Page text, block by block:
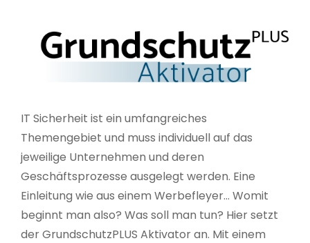
IT Sicherheit ist ein umfangreiches
Themengebiet und muss individuell auf das
jeweilige Unternehmen und deren
Geschäftsprozesse ausgelegt werden. Eine
Einleitung wie aus einem Werbefleyer… Womit
beginnt man also? Was soll man tun? Hier setzt
der GrundschutzPLUS Aktivator an. Mit einem